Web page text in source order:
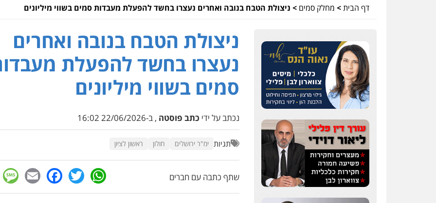
דף הבית> מחלק סמים > ניצולת הטבח בנובה ואחרים נעצרו בחשד להפעלת מעבדות סמים בשווי מיליונים
ניצולת הטבח בנובה ואחרים
נעצרו בחשד להפעלת
סמים בשווי מיליונים
נכתב על ידי כתב פוסטה , ב-22/06/2026 16:02
תגיות ימ"ר ירושלים חולון ראשון לציון
שתף כתבה עם חברים WhatsApp
Twitter